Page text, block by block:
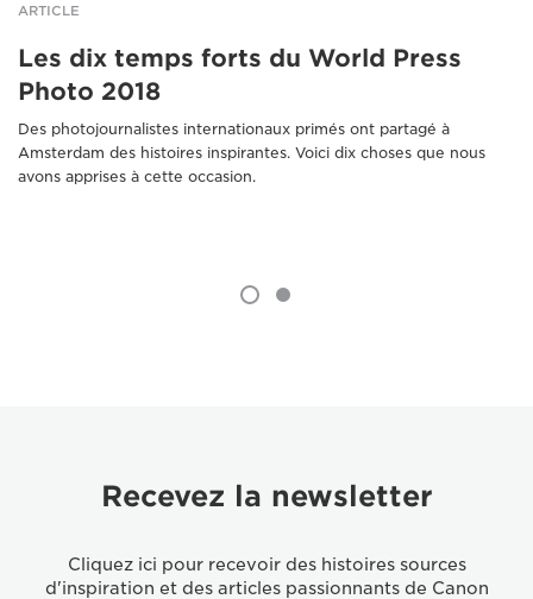
ARTICLE
Les dix temps forts du World Press
Photo 2018
Des photojournalistes internationaux primés ont partagé à
Amsterdam des histoires inspirantes. Voici dix choses que nous
avons apprises à cette occasion.
Recevez la newsletter
Cliquez ici pour recevoir des histoires sources
d'inspiration et des articles passionnants de Canon